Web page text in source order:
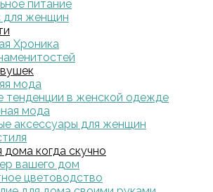
питание
для женщин
Хроника
мода
тенденции в женской одежде
мода
аксессуары для женщин
дома когда скучно
вашего дом
цветоводство